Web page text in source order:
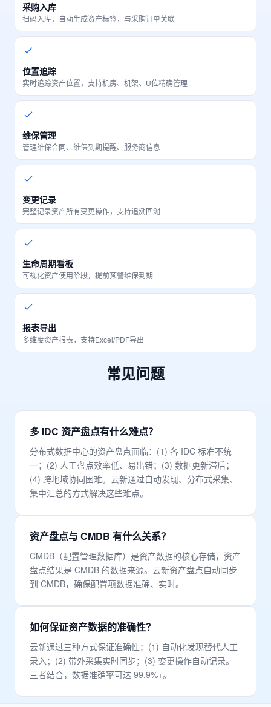
采购入库
扫码入库，自动生成资产标签，与采购订单关联
位置追踪
实时追踪资产位置，支持机房、机架、U位精确管理
维保管理
管理维保合同、维保到期提醒、服务商信息
变更记录
完整记录资产所有变更操作，支持追溯回溯
生命周期看板
可视化资产使用阶段，提前预警维保到期
报表导出
多维度资产报表，支持Excel/PDF导出
常见问题
多 IDC 资产盘点有什么难点？
分布式数据中心的资产盘点面临：(1) 各 IDC 标准不统
一；(2) 人工盘点效率低、易出错；(3) 数据更新滞后；
(4) 跨地域协同困难。云新通过自动发现、分布式采集、
集中汇总的方式解决这些难点。
资产盘点与 CMDB 有什么关系？
CMDB（配置管理数据库）是资产数据的核心存储，资产
盘点结果是 CMDB 的数据来源。云新资产盘点自动同步
到 CMDB，确保配置项数据准确、实时。
如何保证资产数据的准确性？
云新通过三种方式保证准确性：(1) 自动化发现替代人工
录入；(2) 带外采集实时同步；(3) 变更操作自动记录。
三者结合，数据准确率可达 99.9%+。